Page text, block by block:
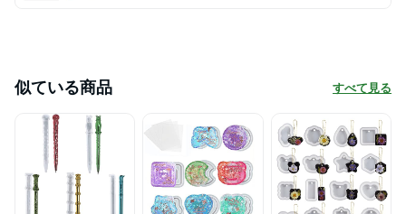
似ている商品 すべて見る